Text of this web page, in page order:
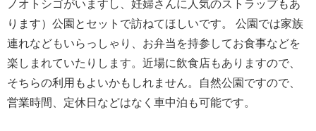
ノオトシゴがいますし、妊婦さんに人気のストラップもあ
ります）公園とセットで訪ねてほしいです。 公園では家族
連れなどもいらっしゃり、お弁当を持参してお食事などを
楽しまれていたりします。近場に飲食店もありますので、
そちらの利用もよいかもしれません。自然公園ですので、
営業時間、定休日などはなく車中泊も可能です。